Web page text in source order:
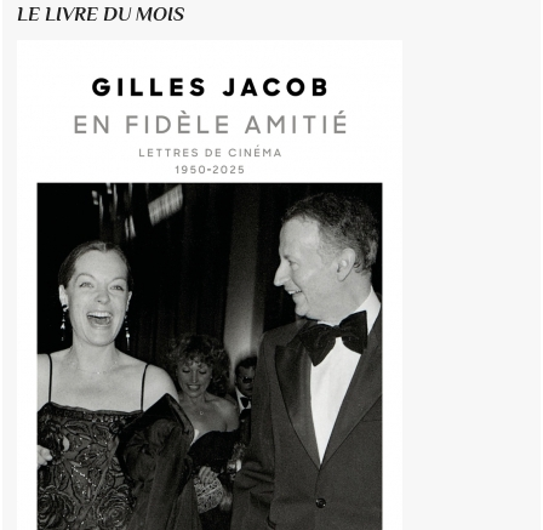
LE LIVRE DU MOIS